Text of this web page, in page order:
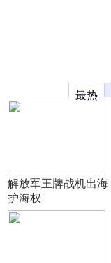
最热
解放军王牌战机出海
护海权